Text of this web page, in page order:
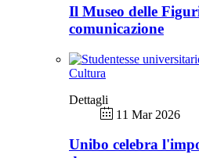
Il Museo delle
comunicazione
Cultura
Dettagli
11 Mar 2026
Unibo celebra